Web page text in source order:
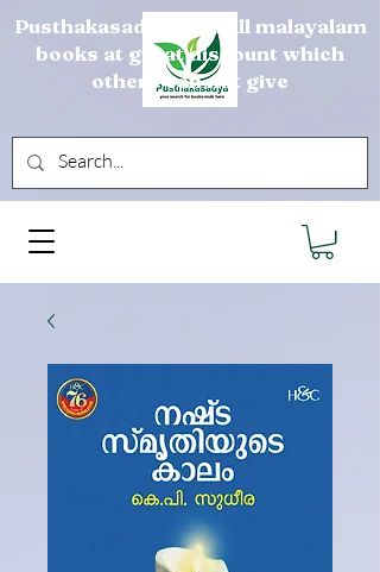
Pusthakasadya sells all malayalam
books at great discount which
others can not give